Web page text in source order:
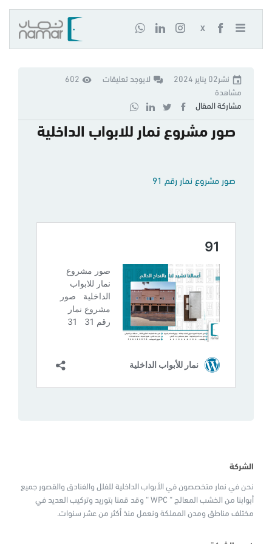
X
نشر02 يناير 2024 لايوجد تعليقات
602
مشاهدة
مشاركة المقال
صور مشروع نمار للابواب الداخلية
صور مشروع نمار رقم 91
الشركة
نحن في نمار متخصصون في الأبواب الداخلية للفلل والفنادق والقصور جميع
أبوابنا من الخشب المعالج “ WPC “ وقد قمنا بتوريد وتركيب العديد في
مختلف مناطق ومدن المملكة ونعمل منذ أكثر من عشر سنوات.